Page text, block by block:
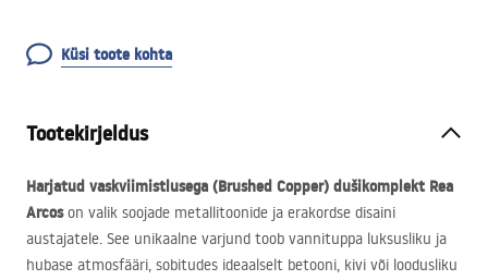
Küsi toote kohta
Tootekirjeldus
Harjatud vaskviimistlusega (Brushed Copper) dušikomplekt Rea
Arcoson valik soojade metallitoonide ja erakordse disaini
austajatele. See unikaalne varjund toob vannituppa luksusliku ja
hubase atmosfääri, sobitudes ideaalselt betooni, kivi või loodusliku